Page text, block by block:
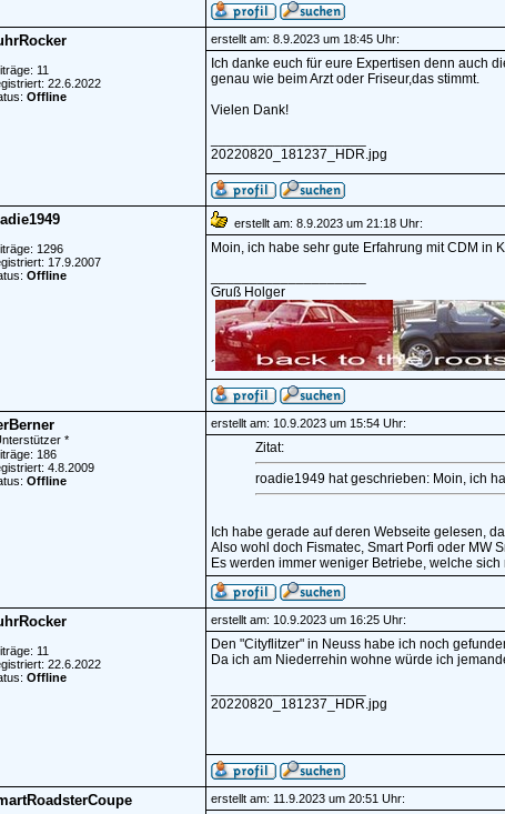
11
22.6.2022
Offline
erstellt am: 8.9.2023 um 18:45 Uhr:
Ich danke euch für eure Expertisen denn auch
genau wie beim Arzt oder Friseur,das stimmt.
Vielen Dank!
20220820_181237_HDR.jpg
1296
17.9.2007
Offline
erstellt am: 8.9.2023 um 21:18 Uhr:
Moin, ich habe sehr gute Erfahrung mit CDM in
Gruß Holger
´
*
186
4.8.2009
Offline
erstellt am: 10.9.2023 um 15:54 Uhr:
Zitat:
roadie1949 hat geschrieben: Moin, ich
Ich habe gerade auf deren Webseite gelesen,
Also wohl doch Fismatec, Smart Porfi oder MW
Es werden immer weniger Betriebe, welche
11
22.6.2022
Offline
erstellt am: 10.9.2023 um 16:25 Uhr:
Den "Cityflitzer" in Neuss habe ich noch
Da ich am Niederrehin wohne würde ich
20220820_181237_HDR.jpg
erstellt am: 11.9.2023 um 20:51 Uhr: